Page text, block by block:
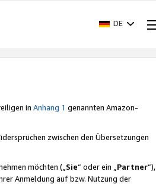
DE
in Anhang 1 genannten Amazon-
zwischen den Übersetzungen
möchten („Sie“ oder ein „Partner“),
Anmeldung auf bzw. Nutzung der